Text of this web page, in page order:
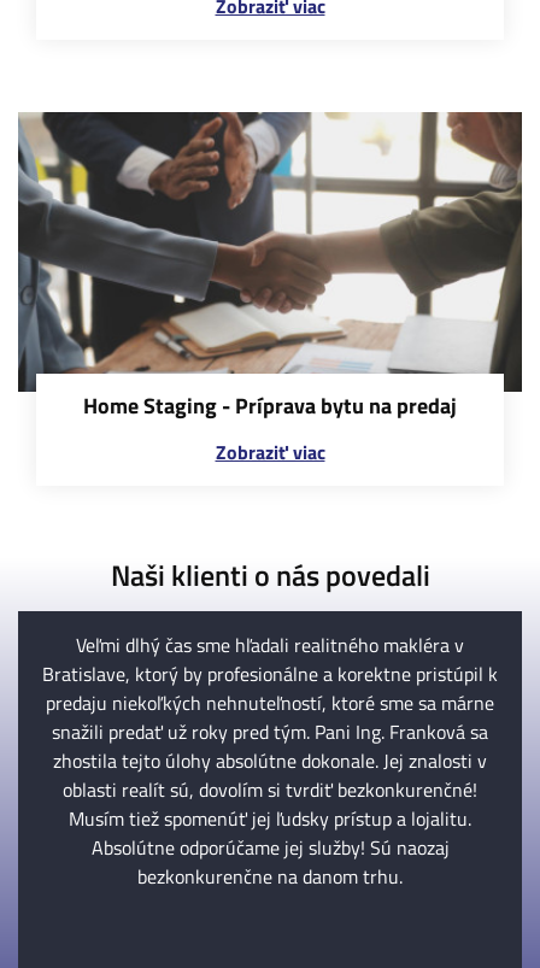
Zobraziť viac
Home Staging - Príprava bytu na predaj
Zobraziť viac
Naši klienti o nás povedali
Veľmi dlhý čas sme hľadali realitného makléra v
Bratislave, ktorý by profesionálne a korektne pristúpil k
predaju niekoľkých nehnuteľností, ktoré sme sa márne
snažili predať už roky pred tým. Pani Ing. Franková sa
zhostila tejto úlohy absolútne dokonale. Jej znalosti v
oblasti realít sú, dovolím si tvrdiť bezkonkurenčné!
Musím tiež spomenúť jej ľudsky prístup a lojalitu.
Absolútne odporúčame jej služby! Sú naozaj
bezkonkurenčne na danom trhu.